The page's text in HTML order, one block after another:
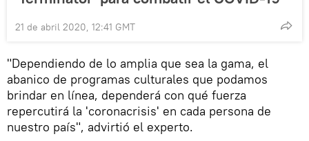
21 de abril 2020, 12:41 GMT
"Dependiendo de lo amplia que sea la gama, el
abanico de programas culturales que podamos
brindar en línea, dependerá con qué fuerza
repercutirá la 'coronacrisis' en cada persona de
nuestro país", advirtió el experto.